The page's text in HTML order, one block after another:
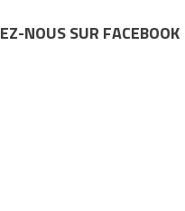
NOUS SUR FACEBOOK